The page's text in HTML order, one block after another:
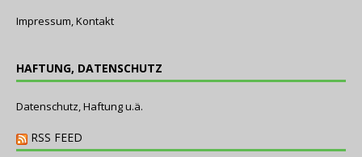
Impressum, Kontakt
HAFTUNG, DATENSCHUTZ
Datenschutz, Haftung u.ä.
RSS FEED